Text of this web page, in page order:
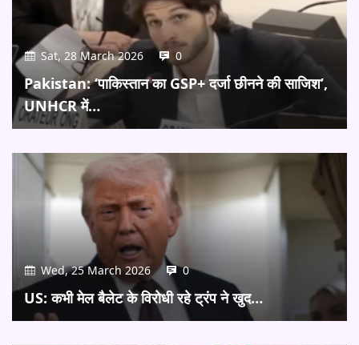
Sat, 28 March 2026 0
Pakistan: ‘पाकिस्तान का GSP+ दर्जा छीनने की साजिश’,
UNHCR में…
Wed, 25 March 2026 0
US: कभी मेल बैलेट के विरोधी रहे ट्रंप ने खुद…